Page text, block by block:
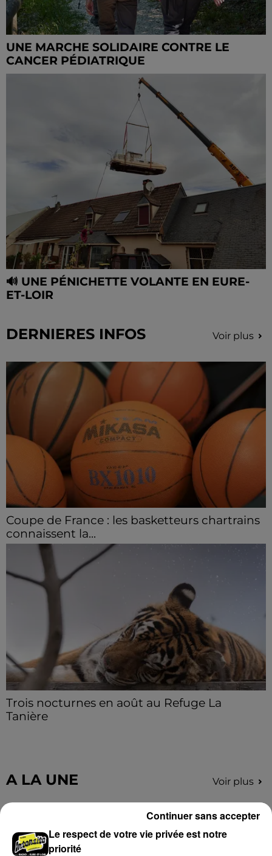
UNE MARCHE SOLIDAIRE CONTRE LE
CANCER PÉDIATRIQUE
🔊 UNE PÉNICHETTE VOLANTE EN EURE-
ET-LOIR
DERNIERES INFOS Voir plus
Coupe de France : les basketteurs chartrains
connaissent la...
Le C'CMBM affrontera un autre club de la région
Centre à l'occasion des 32es de finale de la Coupe de
France.
Trois nocturnes en août au Refuge La
Tanière
A LA UNE Voir plus
Le respect de votre vie privée est notre
priorité
Continuer sans accepter